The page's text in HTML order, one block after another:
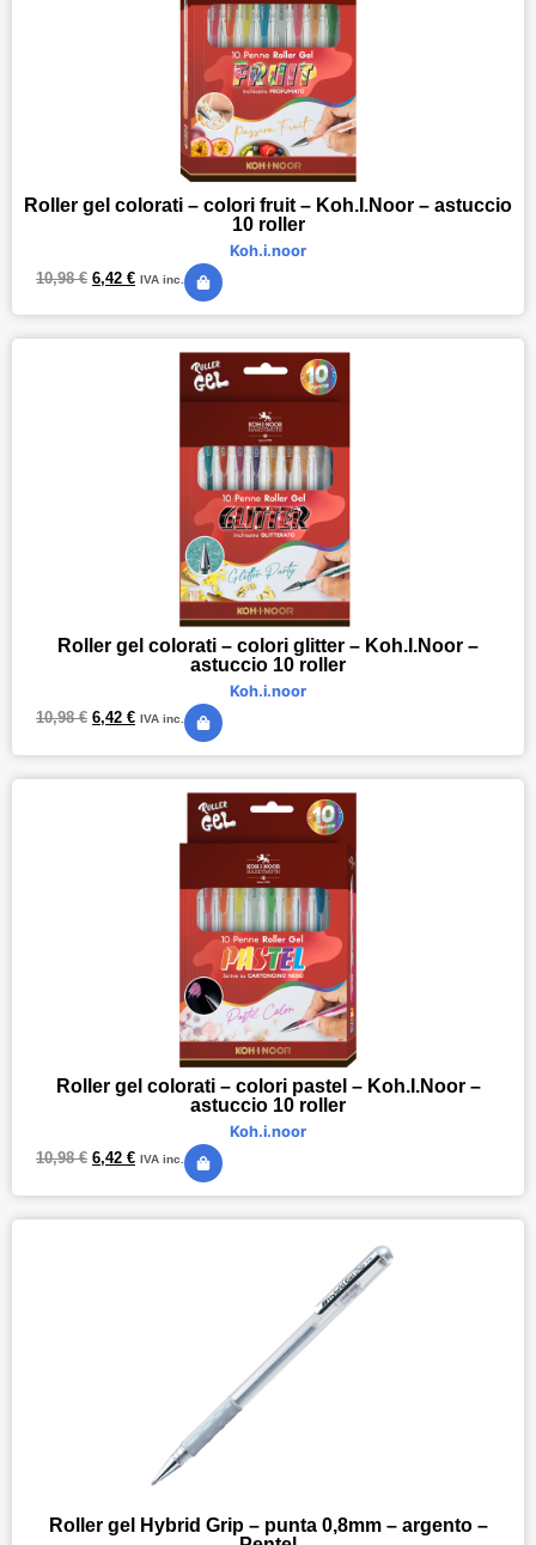
Roller gel colorati – colori fruit – Koh.I.Noor – astuccio
10 roller
Koh.i.noor
10,98€ 6,42 € IVA inc.
Roller gel colorati – colori glitter – Koh.I.Noor –
astuccio 10 roller
Koh.i.noor
10,98€ 6,42 € IVA inc.
Roller gel colorati – colori pastel – Koh.I.Noor –
astuccio 10 roller
Koh.i.noor
10,98€ 6,42 € IVA inc.
Roller gel Hybrid Grip – punta 0,8mm – argento –